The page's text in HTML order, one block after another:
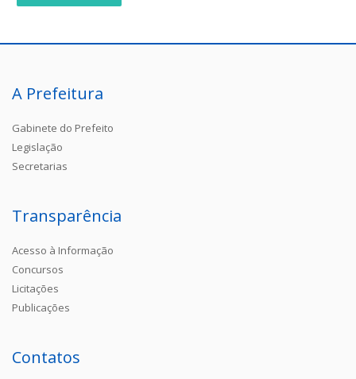
A Prefeitura
Gabinete do Prefeito
Legislação
Secretarias
Transparência
Acesso à Informação
Concursos
Licitações
Publicações
Contatos